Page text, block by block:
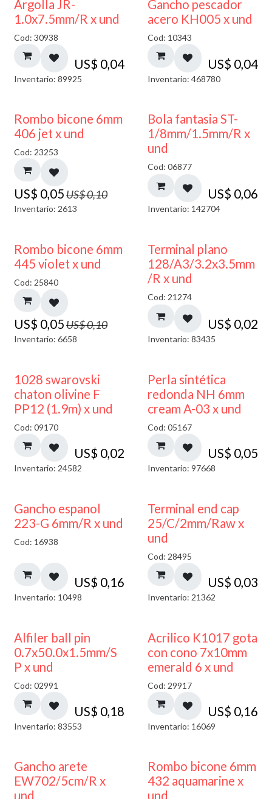
Argolla JR-
1.0x7.5mm/R x und
Cod: 30938
US$ 0,04
Inventario: 89925
Gancho pescador
acero KH005 x und
Cod: 10343
US$ 0,04
Inventario: 468780
50% DESCUENTO
Rombo bicone 6mm
406 jet x und
Cod: 23253
US$ 0,05US$0,10
Inventario: 2613
Bola fantasia ST-
1/8mm/1.5mm/R x
und
Cod: 06877
US$ 0,06
Inventario: 142704
50% DESCUENTO
Rombo bicone 6mm
445 violet x und
Cod: 25840
US$ 0,05US$0,10
Inventario: 6658
Terminal plano
128/A3/3.2x3.5mm
/R x und
Cod: 21274
US$ 0,02
Inventario: 83435
1028 swarovski
chaton olivine F
PP12 (1.9m) x und
Cod: 09170
US$ 0,02
Inventario: 24582
Perla sintética
redonda NH 6mm
cream A-03 x und
Cod: 05167
US$ 0,05
Inventario: 97668
Gancho espanol
223-G 6mm/R x und
Cod: 16938
US$ 0,16
Inventario: 10498
Terminal end cap
25/C/2mm/Raw x
und
Cod: 28495
US$ 0,03
Inventario: 21362
Alfiler ball pin
0.7x50.0x1.5mm/S
P x und
Cod: 02991
US$ 0,18
Inventario: 83553
Acrilico K1017 gota
con cono 7x10mm
emerald 6 x und
Cod: 29917
US$ 0,16
Inventario: 16069
Gancho arete
EW702/5cm/R x
und
Rombo bicone 6mm
432 aquamarine x
und